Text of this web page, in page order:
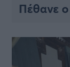
Πέθανε